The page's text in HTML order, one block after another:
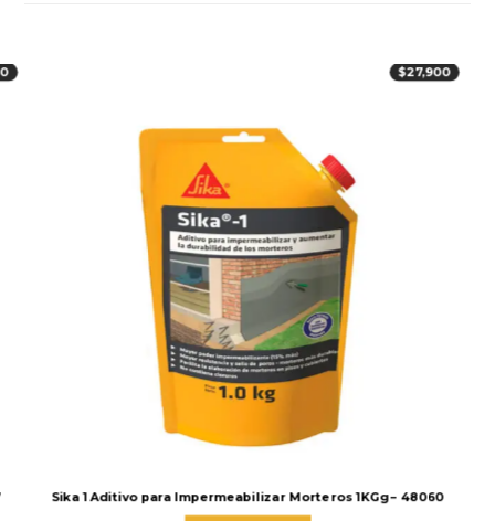
Sika 1 Aditivo para Impermeabilizar Morteros 1KGg – 48060
$27,900